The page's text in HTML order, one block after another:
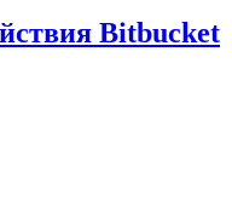
Bitbucket